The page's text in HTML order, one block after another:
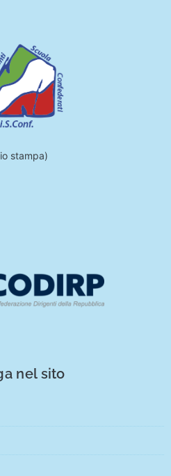
stampa)
nel sito